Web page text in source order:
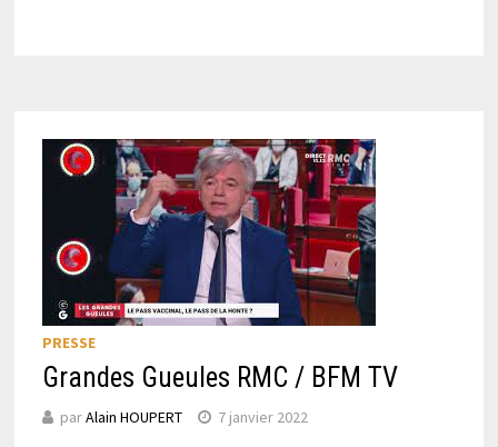
PRESSE
Grandes Gueules RMC / BFM TV
parAlain HOUPERT 7 janvier 2022